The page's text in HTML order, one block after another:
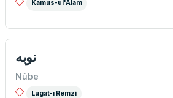
Kamus-ul'Alam
نوبه
Nûbe
Lugat-ı Remzi